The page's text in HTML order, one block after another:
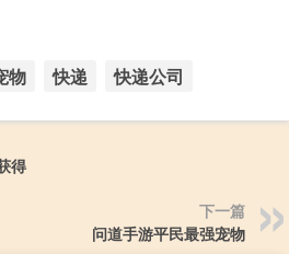
物 快递 快递公司
得
下一篇
问道手游平民最强宠物